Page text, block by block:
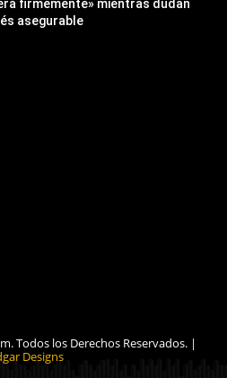
firmemente» mientras dudan
asegurable
Todos los Derechos Reservados. |
Designs